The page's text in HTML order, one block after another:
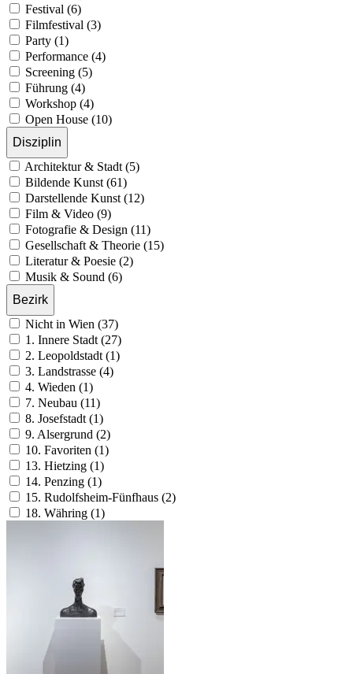
Festival (6)
Filmfestival (3)
Party (1)
Performance (4)
Screening (5)
Führung (4)
Workshop (4)
Open House (10)
Disziplin
Architektur & Stadt (5)
Bildende Kunst (61)
Darstellende Kunst (12)
Film & Video (9)
Fotografie & Design (11)
Gesellschaft & Theorie (15)
Literatur & Poesie (2)
Musik & Sound (6)
Bezirk
Nicht in Wien (37)
1. Innere Stadt (27)
2. Leopoldstadt (1)
3. Landstrasse (4)
4. Wieden (1)
7. Neubau (11)
8. Josefstadt (1)
9. Alsergrund (2)
10. Favoriten (1)
13. Hietzing (1)
14. Penzing (1)
15. Rudolfsheim-Fünfhaus (2)
18. Währing (1)